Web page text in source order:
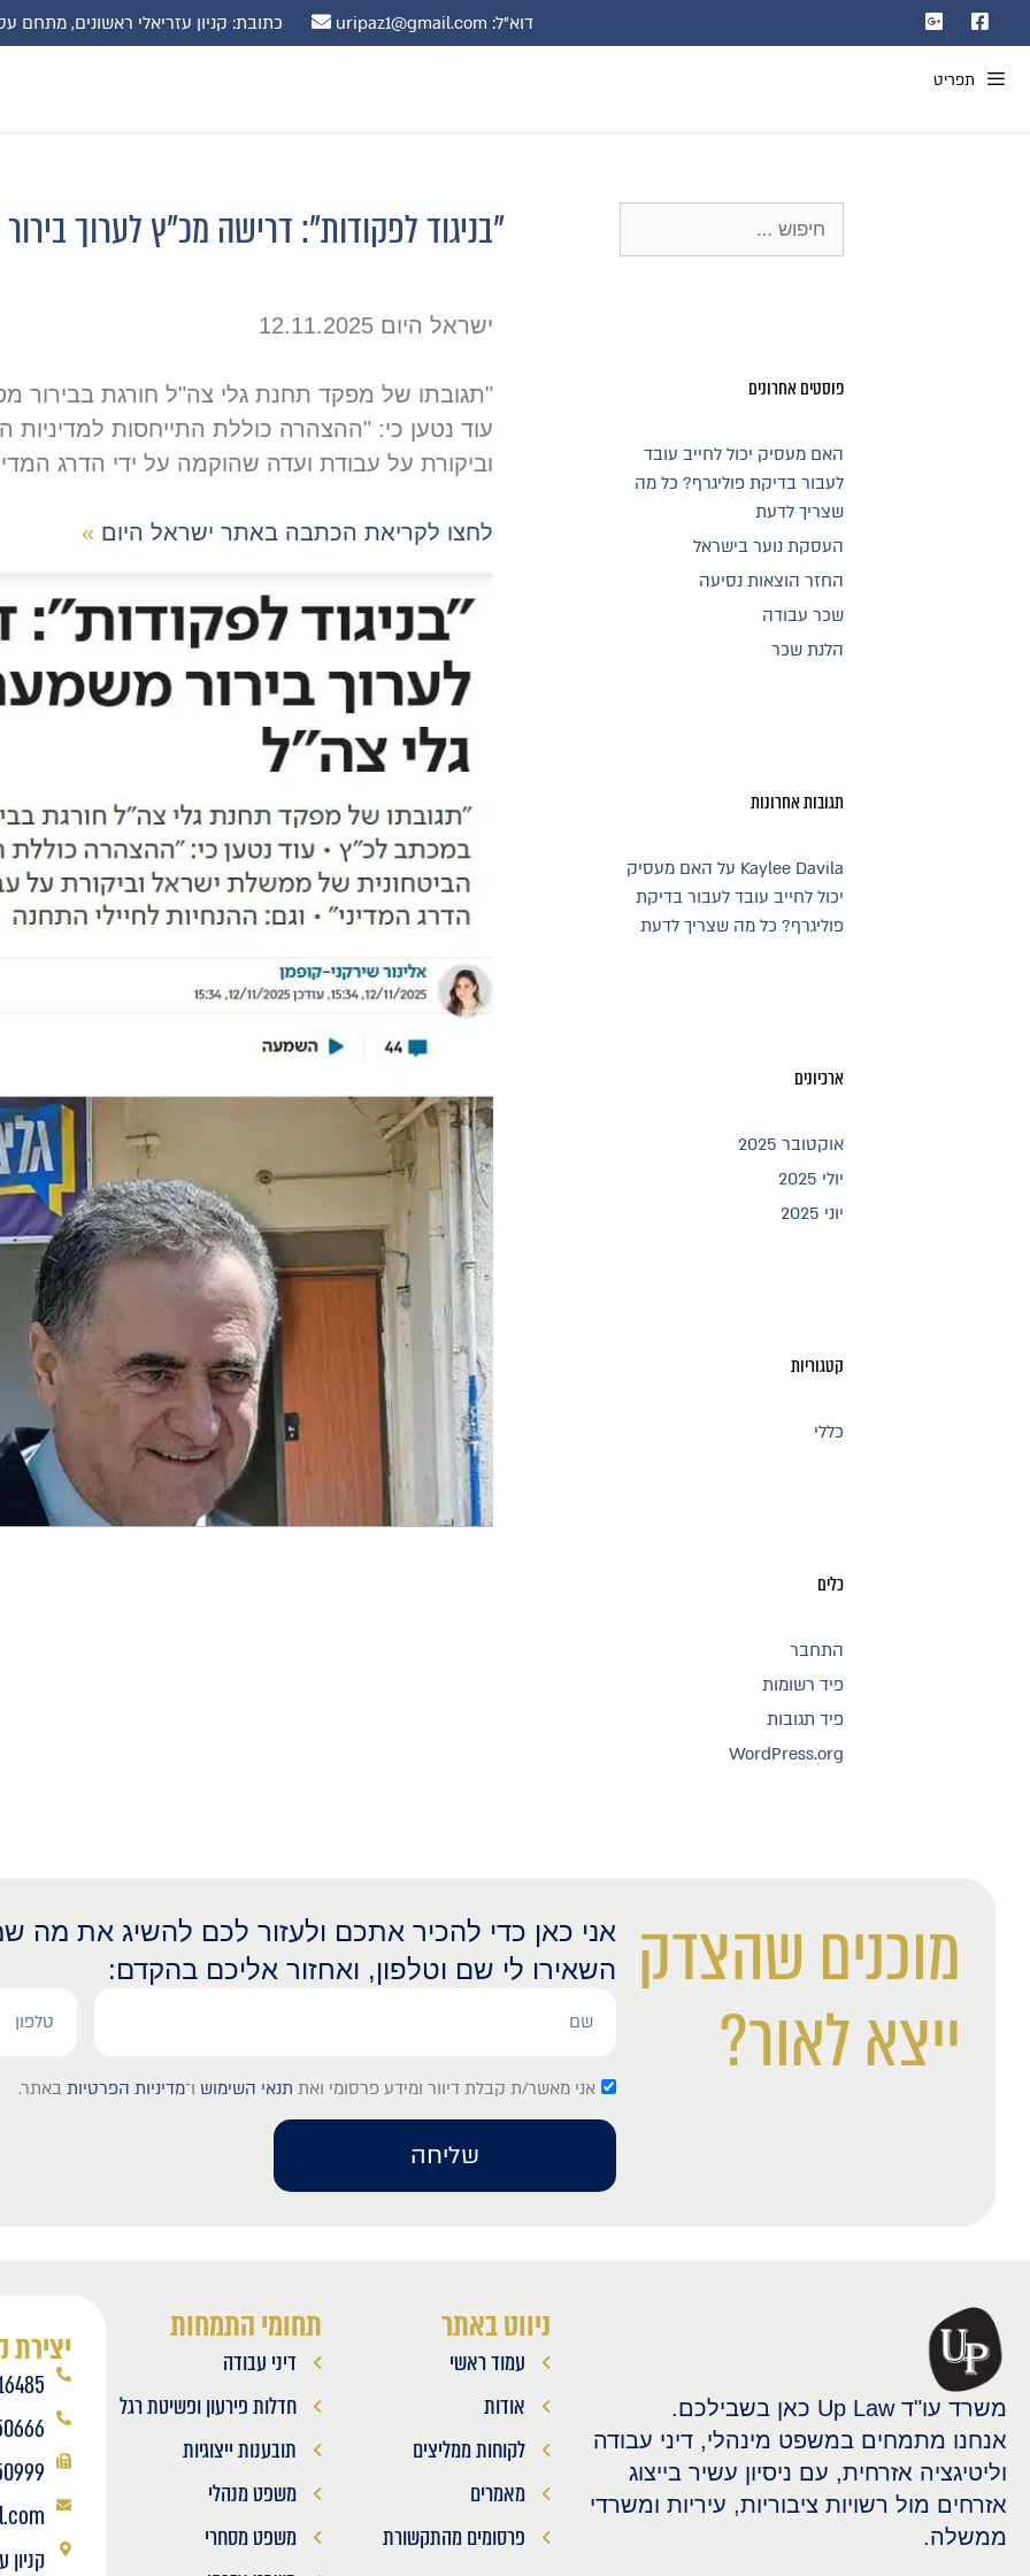
דוא"ל: uripaz1@gmail.com כתובת: קניון עזריאלי ראשונים, מתחם עסקים, קומה 10 רח' שדרות
תפריט
"בניגוד לפקודות": דרישה מכ"ץ לערוך
ישראל היום 12.11.2025
"תגובתו של מפקד תחנת גלי צה"ל חורגת בבירור
עוד נטען כי: "ההצהרה כוללת התייחסות
וביקורת על עבודת ועדה שהוקמה על ידי הדרג
לחצו לקריאת הכתבה באתר ישראל היום »
פוסטים אחרונים
האם מעסיק יכול לחייב עובד
לעבור בדיקת פוליגרף? כל מה
שצריך לדעת
העסקת נוער בישראל
החזר הוצאות נסיעה
שכר עבודה
הלנת שכר
תגובות אחרונות
Kaylee Davila על האם מעסיק
יכול לחייב עובד לעבור בדיקת
פוליגרף? כל מה שצריך לדעת
ארכיונים
אוקטובר 2025
יולי 2025
יוני 2025
קטגוריות
כללי
כלים
התחבר
פיד רשומות
פיד תגובות
WordPress.org
מוכנים שהצדק
ייצא לאור?
אני כאן כדי להכיר אתכם ולעזור לכם להשיג את מה
השאירו לי שם וטלפון, ואחזור אליכם בהקדם:
אני מאשר/ת קבלת דיוור ומידע פרסומי ואת תנאי השימוש ו־מדיניות הפרטיות באתר.
שליחה
משרד עו"ד Up Law כאן בשבילכם.
אנחנו מתמחים במשפט מינהלי, דיני עבודה
וליטיגציה אזרחית, עם ניסיון עשיר בייצוג
אזרחים מול רשויות ציבוריות, עיריות ומשרדי
ממשלה.
ניווט באתר
עמוד ראשי
אודות
לקוחות ממליצים
מאמרים
פרסומים מהתקשורת
תחומי התמחות
דיני עבודה
חדלות פירעון ופשיטת רגל
תובענות ייצוגיות
משפט מנהלי
משפט מסחרי